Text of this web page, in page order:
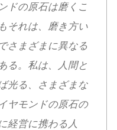
ドの原石は磨くこ
それは、磨き方い
さまざまに異なる
る。私は、人間と
光る、さまざまな
ヤモンドの原石の
経営に携わる人